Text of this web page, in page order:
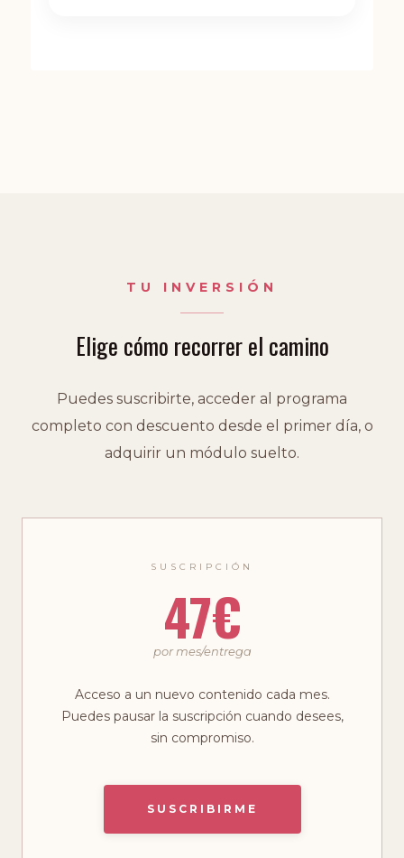
TU INVERSIÓN
Elige cómo recorrer el camino
Puedes suscribirte, acceder al programa
completo con descuento desde el primer día, o
adquirir un módulo suelto.
SUSCRIPCIÓN
47€
por mes/entrega
Acceso a un nuevo contenido cada mes.
Puedes pausar la suscripción cuando desees,
sin compromiso.
SUSCRIBIRME